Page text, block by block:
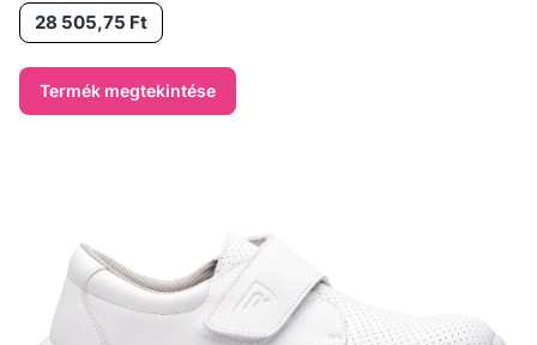
Ár28 505,75 Ft
Termék megtekintése